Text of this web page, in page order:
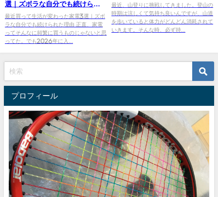
選｜ズボラな自分でも続けられ
た理由
最近買って生活が変わった家電3選｜ズボ
ラな自分でも続けられた理由 正直、家電
ってそんなに頻繁に買うものじゃないと思
ってた。でも2026年に入...
最近、山登りに挑戦してきました。登山の
時期は涼しくて気持ち良いんですが、山道
を歩いていると体力がどんどん消耗されて
いきます。そんな時、必ず持...
プロフィール